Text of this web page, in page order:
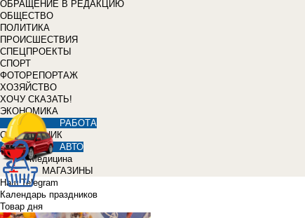
ОБРАЩЕНИЕ В РЕДАКЦИЮ
ОБЩЕСТВО
ПОЛИТИКА
ПРОИСШЕСТВИЯ
СПЕЦПРОЕКТЫ
СПОРТ
ФОТОРЕПОРТАЖ
ХОЗЯЙСТВО
ХОЧУ СКАЗАТЬ!
ЭКОНОМИКА
РАБОТА
СПРАВОЧНИК
АВТО
Медицина
МАГАЗИНЫ
Наш Telegram
Календарь праздников
Товар дня